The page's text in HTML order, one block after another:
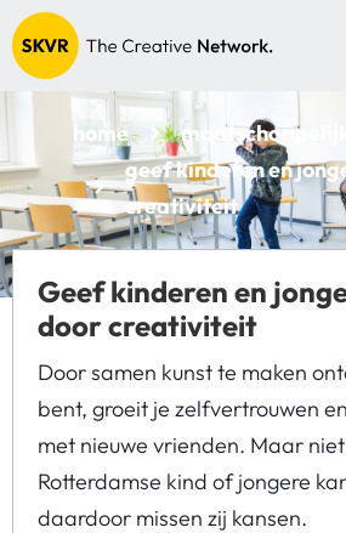
home maatschappelijk
geef kinderen en
creativiteit
Geef kinderen en
door creativiteit
Door samen kunst te maken
bent, groeit je zelfvertrouwen
met nieuwe vrienden. Maar
Rotterdamse kind of jongere
daardoor missen zij kansen.